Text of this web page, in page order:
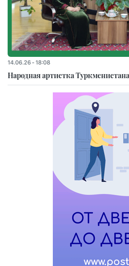
14.06.26 - 18:08
Народная артистка